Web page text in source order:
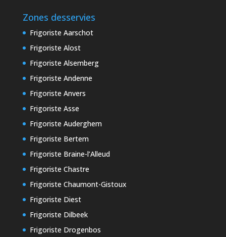
Zones desservies
Frigoriste Aarschot
Frigoriste Alost
Frigoriste Alsemberg
Frigoriste Andenne
Frigoriste Anvers
Frigoriste Asse
Frigoriste Auderghem
Frigoriste Bertem
Frigoriste Braine-l’Alleud
Frigoriste Chastre
Frigoriste Chaumont-Gistoux
Frigoriste Diest
Frigoriste Dilbeek
Frigoriste Drogenbos